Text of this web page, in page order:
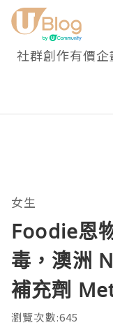
社群創作有價企
女生
Foodie恩
毒，澳洲
補充劑
瀏覽次數:645